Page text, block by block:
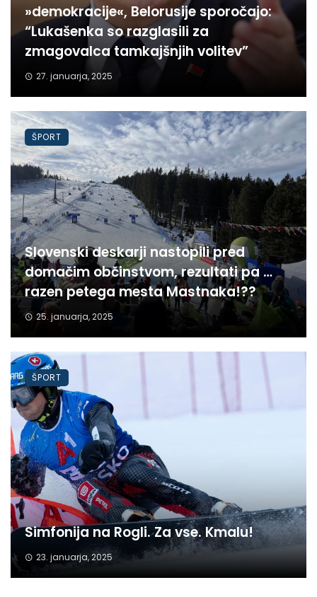
»demokracije«, Belorusije sporočajo:
“Lukašenka so razglasili za
zmagovalca tamkajšnjih volitev”
27. januarja, 2025
Slovenski deskarji nastopili pred
domačim občinstvom, rezultati pa …
razen petega mesta Mastnaka!??
25. januarja, 2025
ŠPORT
Simfonija na Rogli. Za vse. Kmalu!
23. januarja, 2025
ŠPORT